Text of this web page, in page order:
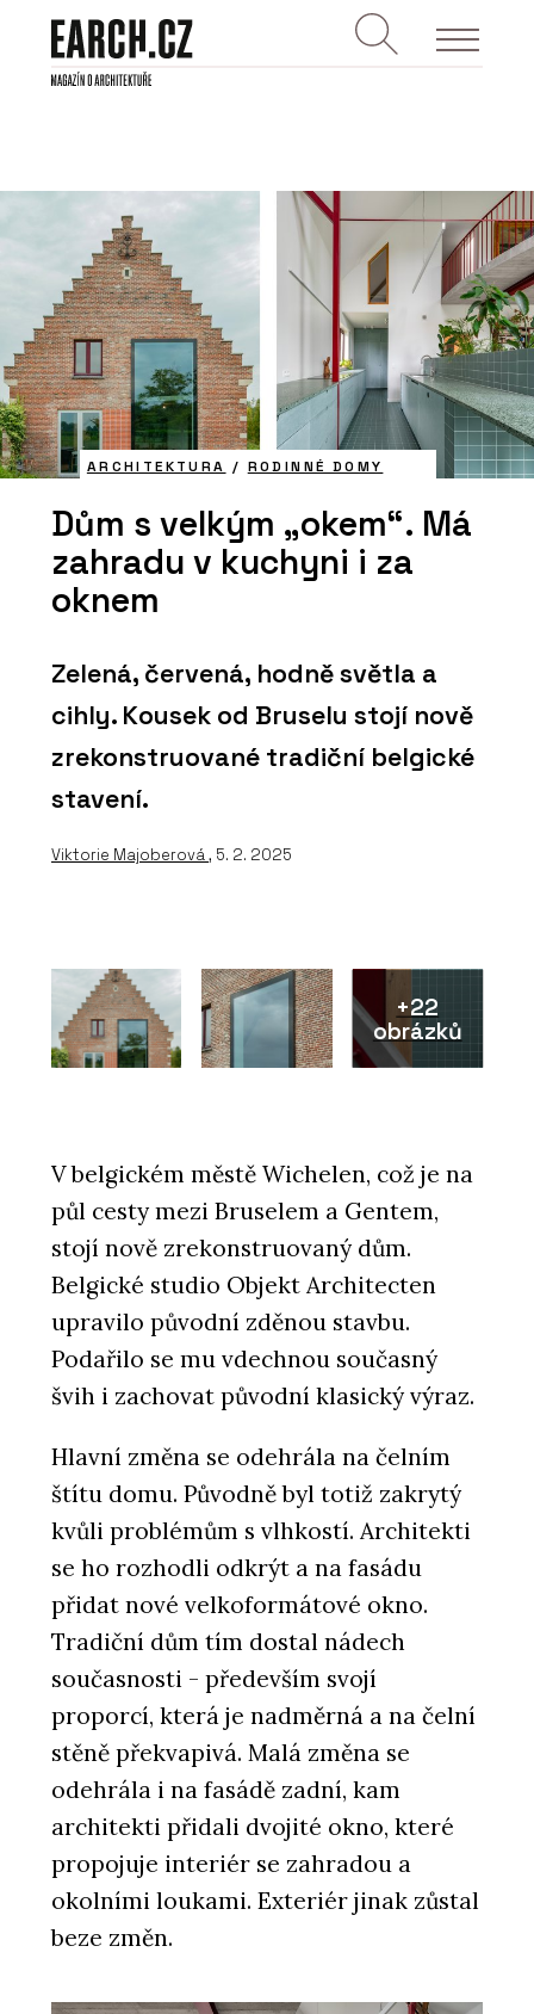
ARCHITEKTURA / RODINNÉ DOMY
Dům s velkým „okem“. Má
zahradu v kuchyni i za
oknem
Zelená, červená, hodně světla a
cihly. Kousek od Bruselu stojí nově
zrekonstruované tradiční belgické
stavení.
Viktorie Majoberová, 5. 2. 2025
+22
obrázků
V belgickém městě Wichelen, což je na
půl cesty mezi Bruselem a Gentem,
stojí nově zrekonstruovaný dům.
Belgické studio Objekt Architecten
upravilo původní zděnou stavbu.
Podařilo se mu vdechnou současný
švih i zachovat původní klasický výraz.
Hlavní změna se odehrála na čelním
štítu domu. Původně byl totiž zakrytý
kvůli problémům s vlhkostí. Architekti
se ho rozhodli odkrýt a na fasádu
přidat nové velkoformátové okno.
Tradiční dům tím dostal nádech
současnosti - především svojí
proporcí, která je nadměrná a na čelní
stěně překvapivá. Malá změna se
odehrála i na fasádě zadní, kam
architekti přidali dvojité okno, které
propojuje interiér se zahradou a
okolními loukami. Exteriér jinak zůstal
beze změn.